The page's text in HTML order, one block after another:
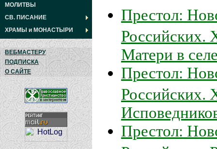
МОЛИТВЫ
СВ. ПИСАНИЕ
ХРАМЫ и МОНАСТЫРИ
ВЕБМАСТЕРУ
ПОДПИСКА
О САЙТЕ
Престол:
Российских.
Матери в
Престол:
Российских.
Престол: